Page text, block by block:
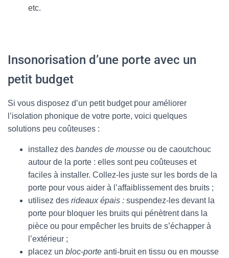
etc.
Insonorisation d’une porte avec un
petit budget
Si vous disposez d’un petit budget pour améliorer
l’isolation phonique de votre porte, voici quelques
solutions peu coûteuses :
installez des bandes de mousse ou de caoutchouc
autour de la porte : elles sont peu coûteuses et
faciles à installer. Collez-les juste sur les bords de la
porte pour vous aider à l’affaiblissement des bruits ;
utilisez des rideaux épais : suspendez-les devant la
porte pour bloquer les bruits qui pénètrent dans la
pièce ou pour empêcher les bruits de s’échapper à
l’extérieur ;
placez un bloc-porte anti-bruit en tissu ou en mousse